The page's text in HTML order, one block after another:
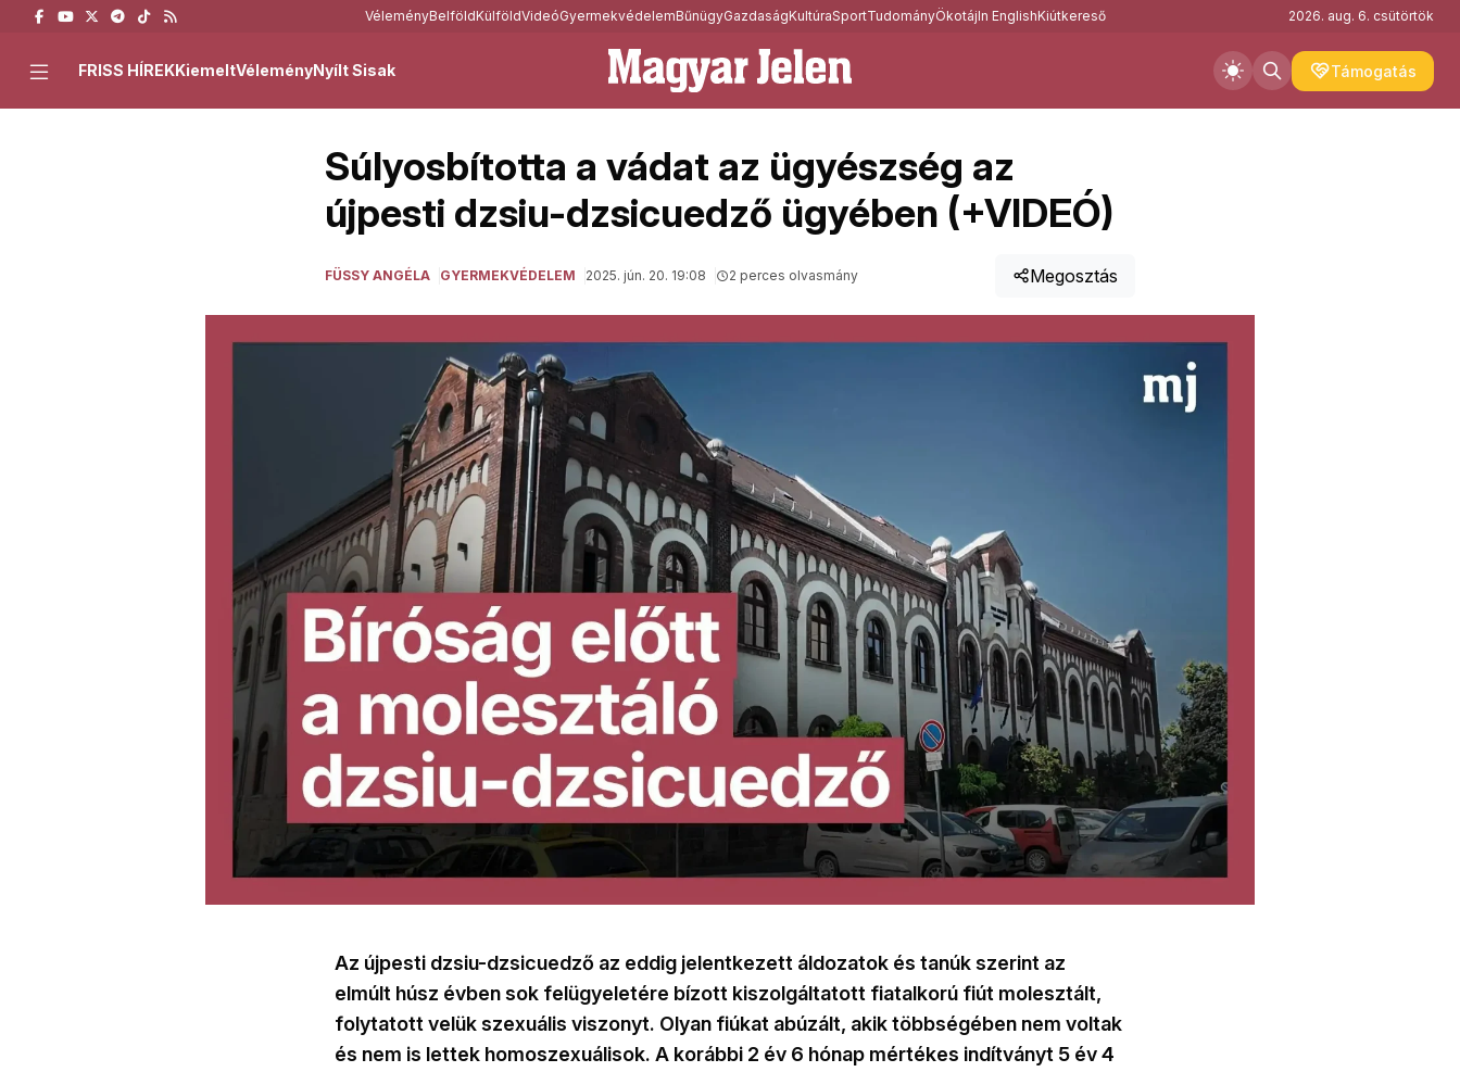
VéleményBelföldKülföldVideóGyermekvédelemBűnügyGazdaságKultúraSportTudományÖkotájIn EnglishKiútkereső 2026. aug. 6. csütörtök
Támogatás
FRISS HÍREKKiemeltVéleményNyílt Sisak
Súlyosbította a vádat az ügyészség az
újpesti dzsiu-dzsicuedző ügyében (+VIDEÓ)
FÜSSY ANGÉLA GYERMEKVÉDELEM 2025. jún. 20. 19:08 2 perces olvasmány Megosztás
Az újpesti dzsiu-dzsicuedző az eddig jelentkezett áldozatok és tanúk szerint az
elmúlt húsz évben sok felügyeletére bízott kiszolgáltatott fiatalkorú fiút molesztált,
folytatott velük szexuális viszonyt. Olyan fiúkat abúzált, akik többségében nem voltak
és nem is lettek homoszexuálisok. A korábbi 2 év 6 hónap mértékes indítványt 5 év 4